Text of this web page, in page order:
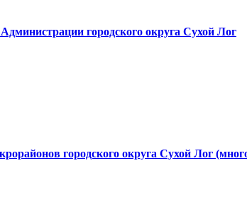
городского округа Сухой Лог
городского округа Сухой Лог